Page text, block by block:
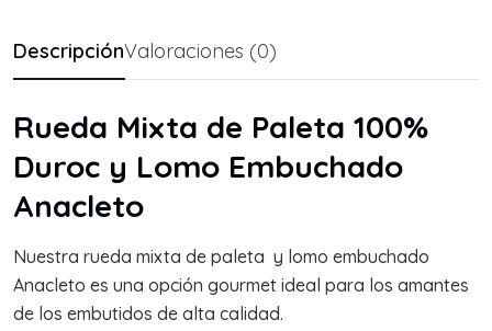
DescripciónValoraciones (0)
Rueda Mixta de Paleta 100%
Duroc y Lomo Embuchado
Anacleto
Nuestra rueda mixta de paleta y lomo embuchado
Anacleto es una opción gourmet ideal para los amantes
de los embutidos de alta calidad.